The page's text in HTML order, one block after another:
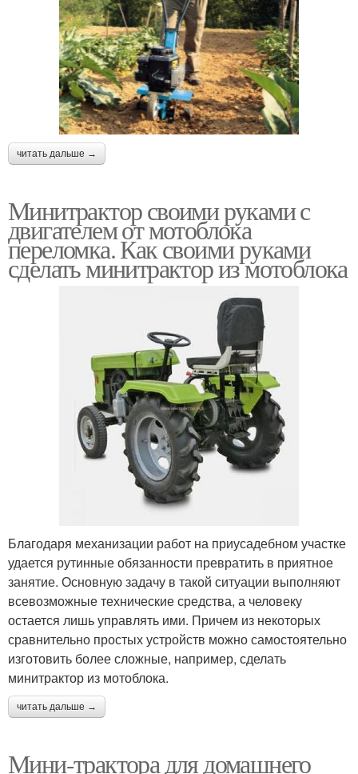
читать дальше →
Минитрактор своими руками с
двигателем от мотоблока
переломка. Как своими руками
сделать минитрактор из мотоблока
Благодаря механизации работ на приусадебном участке
удается рутинные обязанности превратить в приятное
занятие. Основную задачу в такой ситуации выполняют
всевозможные технические средства, а человеку
остается лишь управлять ими. Причем из некоторых
сравнительно простых устройств можно самостоятельно
изготовить более сложные, например, сделать
минитрактор из мотоблока.
читать дальше →
Мини-трактора для домашнего